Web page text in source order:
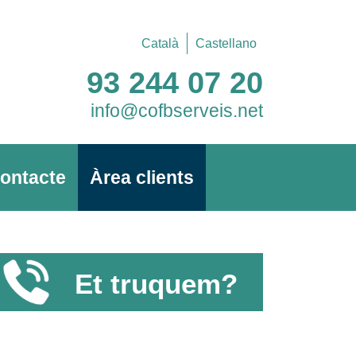
Català Castellano
93 244 07 20
info@cofbserveis.net
Àrea clients
Et truquem?